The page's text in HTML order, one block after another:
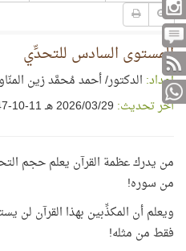
المستوى السادس للتحدِّي
إعداد: الدكتور/ أحمد مُحمَّد زين
آخر تحديث: 29‏/03‏/2026 هـ 11-10-1447
من يدرك عظمة القرآن يعلم حجم
من سوره!
ويعلم أن المكذِّبين بهذا القرآن لن
فقط من مثله!